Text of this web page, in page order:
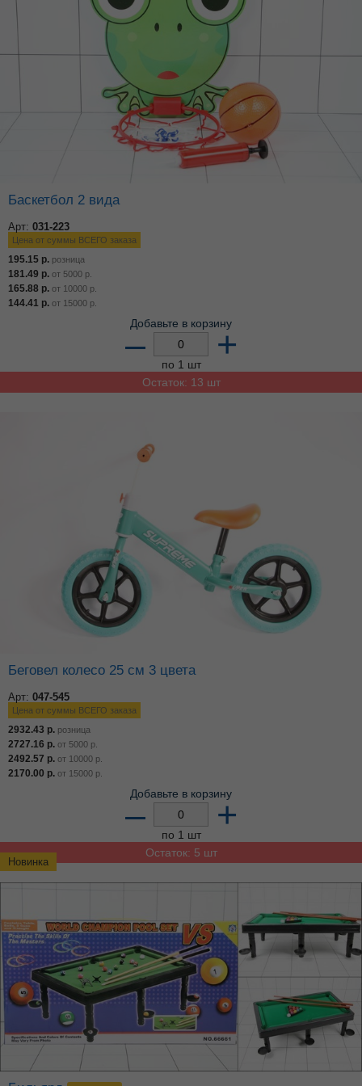
Баскетбол 2 вида
Арт: 031-223
Цена от суммы ВСЕГО заказа
195.15 р. розница
181.49 р. от 5000 р.
165.88 р. от 10000 р.
144.41 р. от 15000 р.
Добавьте в корзину
– +
по 1 шт
Остаток: 13 шт
Новинка
Беговел колесо 25 см 3 цвета
Арт: 047-545
Цена от суммы ВСЕГО заказа
2932.43 р. розница
2727.16 р. от 5000 р.
2492.57 р. от 10000 р.
2170.00 р. от 15000 р.
Добавьте в корзину
– +
по 1 шт
Остаток: 5 шт